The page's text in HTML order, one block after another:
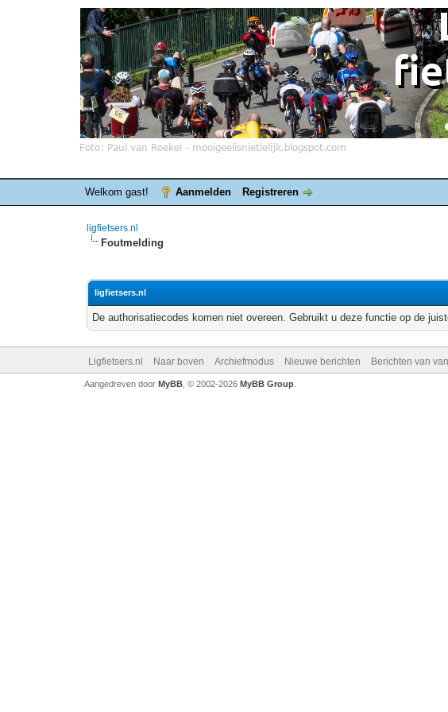
Welkom gast! Aanmelden Registreren
ligfietsers.nl
Foutmelding
ligfietsers.nl
De authorisatiecodes komen niet overeen. Gebruikt u deze functie op de
Ligfietsers.nl Naar boven Archiefmodus Nieuwe berichten Berichten van
Aangedreven door MyBB, © 2002-2026 MyBB Group.